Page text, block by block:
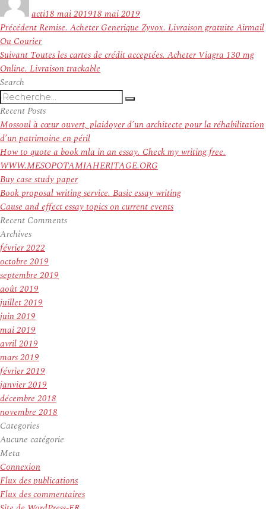
actile
18 mai 201918 mai 2019
Navigation
de
l’article
PrécédentArticle
précédent :
Remise. Acheter Generique Zyvox. Livraison gratuite Airmail
Ou Courier
Suivant Article
suivant :
Toutes les cartes de crédit acceptées. Acheter Viagra 130 mg
Online. Livraison trackable
Search
Recherche
pour
:
Recherche
Recent Posts
Mossoul à cœur ouvert, plaidoyer d’un architecte pour la réhabilitation
d’un patrimoine en péril
How to quote a book mla in an essay. Check my writing free.
WWW.MESOPOTAMIAHERITAGE.ORG
Buy case study paper
Book proposal writing service. Basic essay writing
Cause and effect essay topics on current events
Recent Comments
Archives
février 2022
octobre 2019
septembre 2019
août 2019
juillet 2019
juin 2019
mai 2019
avril 2019
mars 2019
février 2019
janvier 2019
décembre 2018
novembre 2018
Categories
Aucune catégorie
Meta
Connexion
Flux des publications
Flux des commentaires